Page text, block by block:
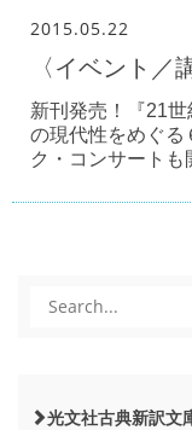
2015.05.22
〈イベント／
新刊発売！『21
の現代性をめぐる
ク・コンサートも
光文社古典新訳文